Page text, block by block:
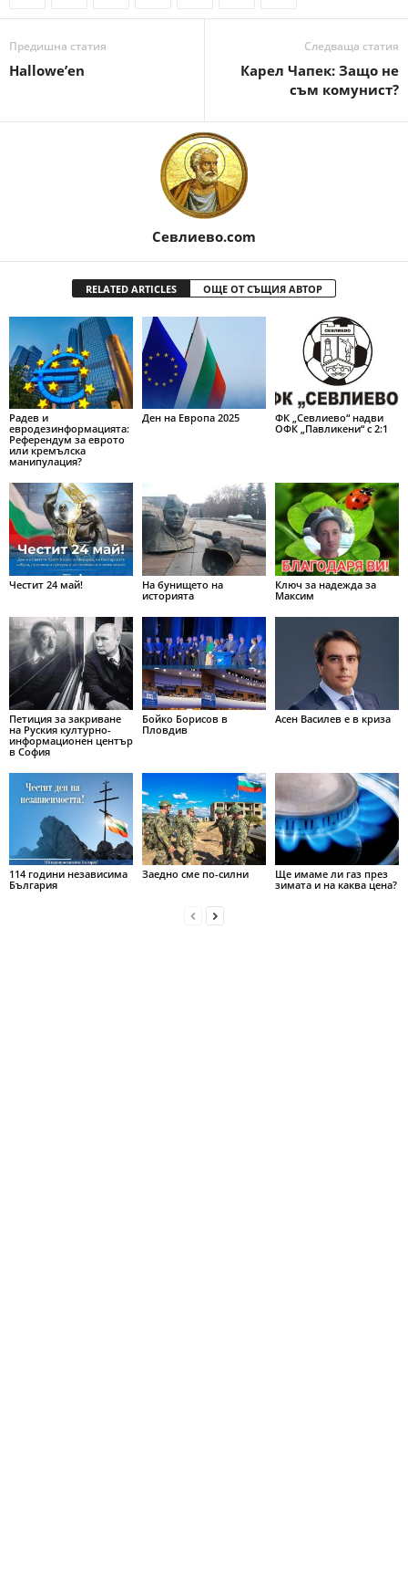
Предишна статия
Hallowe’en
Следваща статия
Карел Чапек: Защо не
съм комунист?
Севлиево.com
RELATED ARTICLES ОЩЕ ОТ СЪЩИЯ АВТОР
Радев и
евродезинформацията:
Референдум за еврото
или кремълска
манипулация?
Ден на Европа 2025
ФК „Севлиево“ надви
ОФК „Павликени“ с 2:1
Честит 24 май!
На бунището на
историята
Ключ за надежда за
Максим
Петиция за закриване
на Руския културно-
информационен център
в София
Бойко Борисов в
Пловдив
Асен Василев е в криза
114 години независима
България
Заедно сме по-силни
Ще имаме ли газ през
зимата и на каква цена?